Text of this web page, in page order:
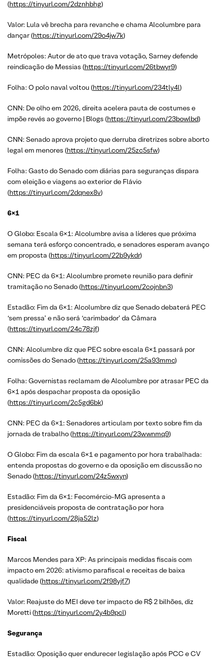
(https://tinyurl.com/2dznhbhg)
Valor: Lula vê brecha para revanche e chama Alcolumbre para
dançar (https://tinyurl.com/29o4jw7k)
Metrópoles: Autor de ato que trava votação, Sarney defende
reindicação de Messias (https://tinyurl.com/26tbwyr9)
Folha: O polo naval voltou (https://tinyurl.com/234tly4l)
CNN: De olho em 2026, direita acelera pauta de costumes e
impõe revés ao governo | Blogs (https://tinyurl.com/23bowlbd)
CNN: Senado aprova projeto que derruba diretrizes sobre aborto
legal em menores (https://tinyurl.com/25zc5sfw)
Folha: Gasto do Senado com diárias para seguranças dispara
com eleição e viagens ao exterior de Flávio
(https://tinyurl.com/2dqnex8v)
6×1
O Globo: Escala 6×1: Alcolumbre avisa a líderes que próxima
semana terá esforço concentrado, e senadores esperam avanço
em proposta (https://tinyurl.com/22b9ykdr)
CNN: PEC da 6×1: Alcolumbre promete reunião para definir
tramitação no Senado (https://tinyurl.com/2cojnbn3)
Estadão: Fim da 6×1: Alcolumbre diz que Senado debaterá PEC
‘sem pressa’ e não será ‘carimbador’ da Câmara
(https://tinyurl.com/24c78zjf)
CNN: Alcolumbre diz que PEC sobre escala 6×1 passará por
comissões do Senado (https://tinyurl.com/25a93mmc)
Folha: Governistas reclamam de Alcolumbre por atrasar PEC da
6×1 após despachar proposta da oposição
(https://tinyurl.com/2c5gd6bk)
CNN: PEC da 6×1: Senadores articulam por texto sobre fim da
jornada de trabalho (https://tinyurl.com/23wwnmq9)
O Globo: Fim da escala 6×1 e pagamento por hora trabalhada:
entenda propostas do governo e da oposição em discussão no
Senado (https://tinyurl.com/24z5wxyn)
Estadão: Fim da 6×1: Fecomércio-MG apresenta a
presidenciáveis proposta de contratação por hora
(https://tinyurl.com/28ja52lz)
Fiscal
Marcos Mendes para XP: As principais medidas fiscais com
impacto em 2026: ativismo parafiscal e receitas de baixa
qualidade (https://tinyurl.com/2f98yjf7)
Valor: Reajuste do MEI deve ter impacto de R$ 2 bilhões, diz
Moretti (https://tinyurl.com/2y4b9pcl)
Segurança
Estadão: Oposição quer endurecer legislação após PCC e CV